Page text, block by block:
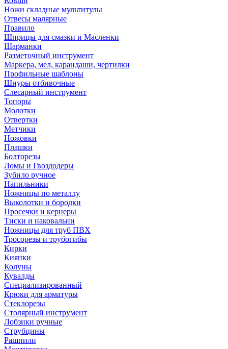
Ножи складные мультитулы
Отвесы малярные
Правило
Шприцы для смазки и Масленки
Шарманки
Разметочный инструмент
Маркера, мел, карандаши, чертилки
Профильные шаблоны
Шнуры отбивочные
Слесарный инструмент
Топоры
Молотки
Отвертки
Метчики
Ножовки
Плашки
Болторезы
Ломы и Гвоздодеры
Зубило ручное
Напильники
Ножницы по металлу
Выколотки и бородки
Просечки и кернеры
Тиски и наковальни
Ножницы для труб ПВХ
Тросорезы и трубогибы
Кирки
Киянки
Колуны
Кувалды
Специализированный
Крюки для арматуры
Стеклорезы
Столярный инструмент
Лобзики ручные
Струбцины
Рашпили